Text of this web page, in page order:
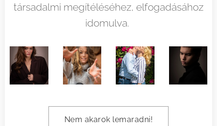
társadalmi megítéléséhez, elfogadásához
idomulva.
Nem akarok lemaradni!